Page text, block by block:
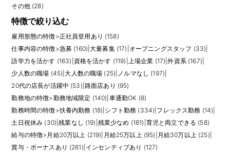
その他 (28)
特徴で絞り込む
雇用形態の特徴>正社員登用あり (158)
仕事内容の特徴>急募 (160) |大量募集 (17) オープニングスタッフ (33)
語学力を活かす (163) 資格を活かす (119) 上場企業 (17) |外資系 (167)
少人数の職場 (45) |大人数の職場 (25) ノルマなし (197)
20代の店長が活躍中 (53) 路面店あり (95)
勤務地の特徴>勤務地域限定 (140) 車通勤OK (8)
勤務時間の特徴>扶養内勤務 (18) シフト勤務 (334) フレックス勤務 (14)
土日祝休み (30) |残業なし (19) 残業少なめ (181) 育児と両立できる (58)
給与の特徴> 月給20万以上 (219) 月給25万以上 (95) 月給30万以上 (25)
賞与・ボーナスあり (261) インセンティブあり (127)